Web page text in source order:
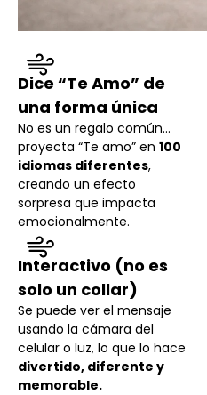
Dice “Te Amo” de
una forma única
No es un regalo común…
proyecta “Te amo” en 100
idiomas diferentes,
creando un efecto
sorpresa que impacta
emocionalmente.
Interactivo (no es
solo un collar)
Se puede ver el mensaje
usando la cámara del
celular o luz, lo que lo hace
divertido, diferente y
memorable.